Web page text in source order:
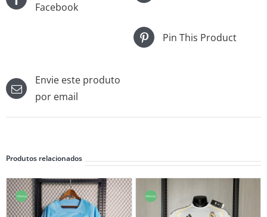
Facebook
Pin This Product
Envie este produto
por email
Produtos relacionados
Oferta! Oferta!